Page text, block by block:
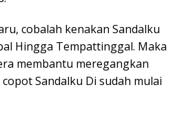
cobalah kenakan Sandalku
Hingga Tempattinggal. Maka
membantu meregangkan
Sandalku Di sudah mulai